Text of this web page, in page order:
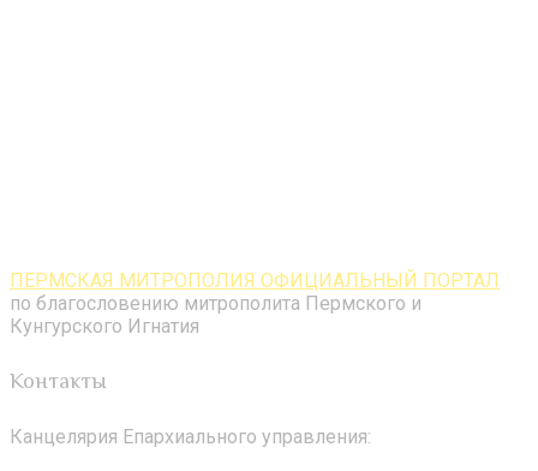
ПЕРМСКАЯ МИТРОПОЛИЯ ОФИЦИАЛЬНЫЙ ПОРТАЛ
по благословению митрополита Пермского и
Кунгурского Игнатия
Контакты
Канцелярия Епархиального управления: